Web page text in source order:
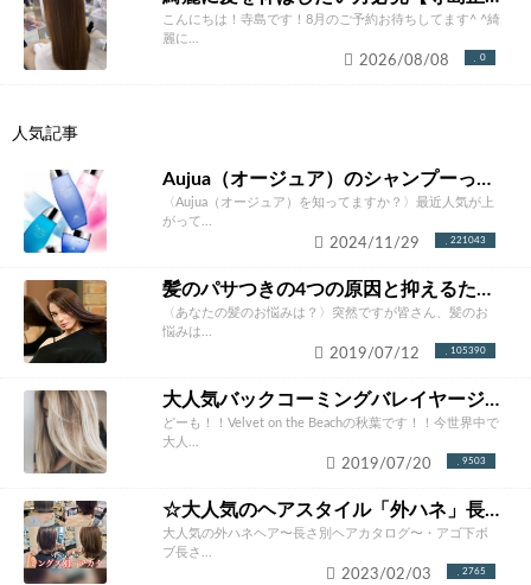
こんにちは！寺島です！8月のご予約お待ちしてます^ ^綺
麗に...
0
2026/08/08
人気記事
Aujua（オージュア）のシャンプーって本当にいいの？ソムリエが徹底解説！
〈Aujua（オージュア）を知ってますか？〉最近人気が上
がって...
221043
2024/11/29
髪のパサつきの4つの原因と抑えるための改善方法とは？あなたにあったケア方法をご紹介！
〈あなたの髪のお悩みは？〉突然ですが皆さん、髪のお
悩みは...
105390
2019/07/12
大人気バックコーミングバレイヤージュカラー完全攻略。やりたくなること間違いなし！！
どーも！！Velvet on the Beachの秋葉です！！今世界中で
大人...
9503
2019/07/20
☆大人気のヘアスタイル「外ハネ」長さ別ヘアカタログ☆
大人気の外ハネヘア〜長さ別ヘアカタログ〜・アゴ下ボ
ブ長さ...
2765
2023/02/03